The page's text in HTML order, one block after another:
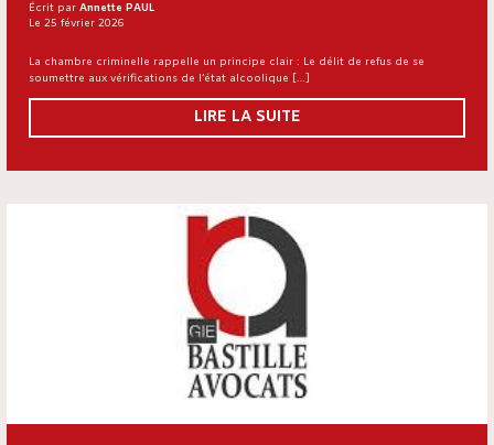
Écrit par Annette PAUL
Le 25 février 2026
La chambre criminelle rappelle un principe clair : Le délit de refus de se
soumettre aux vérifications de l’état alcoolique […]
LIRE LA SUITE